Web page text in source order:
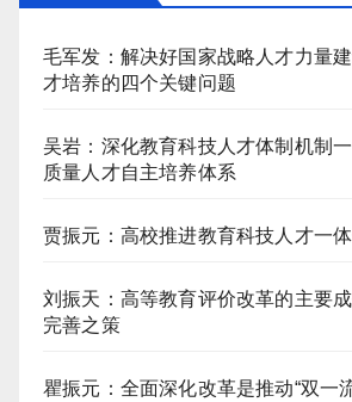
毛军发：解决好国家战略人才力量
才培养的四个关键问题
吴岩：深化教育科技人才体制机制
质量人才自主培养体系
贾振元：高校推进教育科技人才一
刘振天：高等教育评价改革的主要
完善之策
瞿振元：全面深化改革是推动“双一